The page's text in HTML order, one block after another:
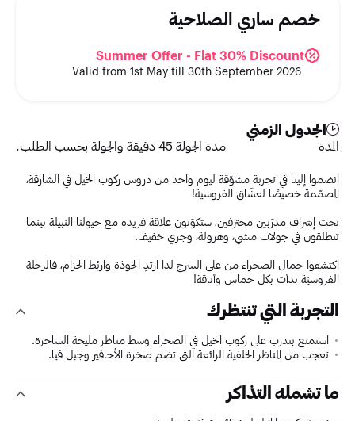
خصم ساري الصلاحية
Summer Offer - Flat 30% Discount
Valid from 1st May till 30th September 2026
الجدول الزمني
المدة مدة الجولة 45 دقيقة والجولة بحسب الطلب.
انضموا إلينا في تجربة مشوّقة ليوم واحد من دروس ركوب الخيل في الشارقة،
المصمّمة خصيصًا لعشّاق الفروسية!
تحت إشراف مدرّبين محترفين، ستكوّنون علاقة فريدة مع خيولنا النبيلة بينما
تنطلقون في جولات مشي، وهرولة، وجري خفيف.
اكتشفوا جمال الصحراء من على السرج لذا ارتدِ الخوذة واربُط الحزام، فالرحلة
الفروسيّة بدأت بكل حماس وأناقة!
التجربة التي تنتظرك
استمتع بتدرب على ركوب الخيل في الصحراء وسط مناظر مليحة الساحرة.
تعجب من المناظر الخلفية الرائعة التي تضم صخرة الأحافير وجبل فيا.
ما تشمله التذاكر